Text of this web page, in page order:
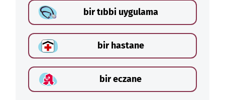
bir tıbbi uygulama
bir hastane
bir eczane